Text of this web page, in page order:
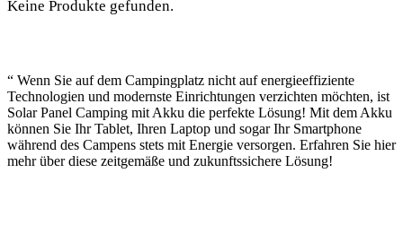
Keine Produkte gefunden.
“ Wenn ⁢Sie auf dem ​Campingplatz‍ nicht auf energieeffiziente
⁣Technologien und modernste⁣ Einrichtungen ⁢verzichten ⁣möchten,‍ ist
Solar Panel Camping mit Akku​ die perfekte Lösung! Mit dem ⁤Akku
können Sie Ihr Tablet, Ihren Laptop und sogar Ihr ⁣Smartphone
während des Campens stets ⁢mit Energie ⁤versorgen. Erfahren Sie hier
mehr über diese zeitgemäße und zukunftssichere Lösung!